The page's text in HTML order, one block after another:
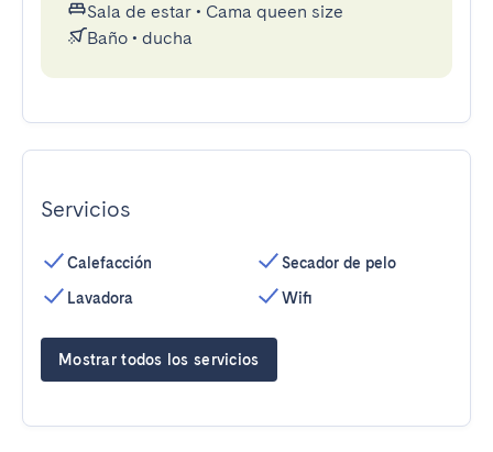
Sala de estar • Cama queen size
Baño • ducha
Servicios
Calefacción
Lavadora
Secador de pelo
Wifi
Mostrar todos los servicios